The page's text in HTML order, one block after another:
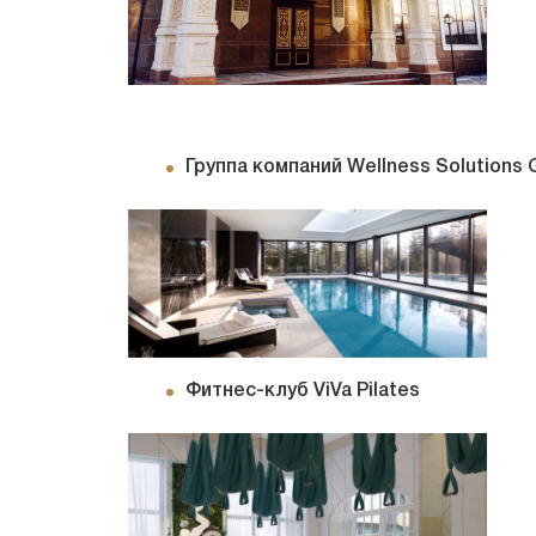
Группа компаний Wellness Solutions
Фитнес-клуб ViVa Pilates